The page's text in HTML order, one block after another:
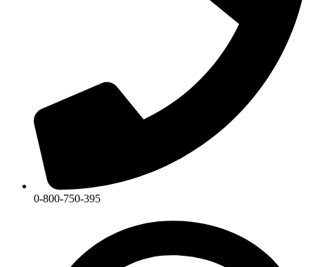
0-800-750-395